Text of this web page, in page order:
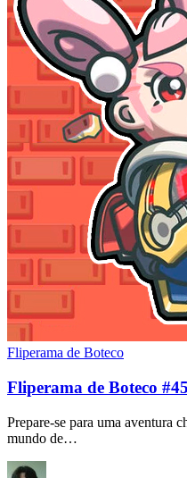
Fliperama de Boteco
Fliperama de Boteco
Prepare-se para uma aventura
mundo de…